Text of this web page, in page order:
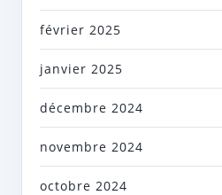
février 2025
janvier 2025
décembre 2024
novembre 2024
octobre 2024